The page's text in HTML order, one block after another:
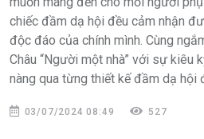
chiếc đầm dạ hội đều cảm nhận
độc đáo của chính mình. Cùng
Châu “Người một nhà” với sự kiêu
nàng qua từng thiết kế đầm dạ hội
03/07/2024 08:49 527